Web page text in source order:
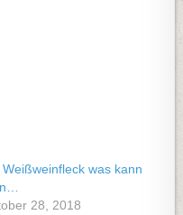
Weißweinfleck was kann
28, 2018